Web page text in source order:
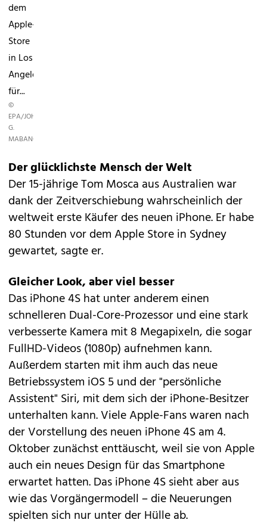
dem
Apple-
Store
in Los
Angeles
für...
©
EPA/JOHN
G.
MABANGLO
Der glücklichste Mensch der Welt
Der 15-jährige Tom Mosca aus Australien war
dank der Zeitverschiebung wahrscheinlich der
weltweit erste Käufer des neuen iPhone. Er habe
80 Stunden vor dem Apple Store in Sydney
gewartet, sagte er.
Gleicher Look, aber viel besser
Das iPhone 4S hat unter anderem einen
schnelleren Dual-Core-Prozessor und eine stark
verbesserte Kamera mit 8 Megapixeln, die sogar
FullHD-Videos (1080p) aufnehmen kann.
Außerdem starten mit ihm auch das neue
Betriebssystem iOS 5und der "persönliche
Assistent" Siri, mit dem sich der iPhone-Besitzer
unterhalten kann. Viele Apple-Fans waren nach
der Vorstellung des neuen iPhone 4S am 4.
Oktober zunächst enttäuscht, weil sie von Apple
auch ein neues Design für das Smartphone
erwartet hatten. Das iPhone 4S sieht aber aus
wie das Vorgängermodell – die Neuerungen
spielten sich nur unter der Hülle ab.